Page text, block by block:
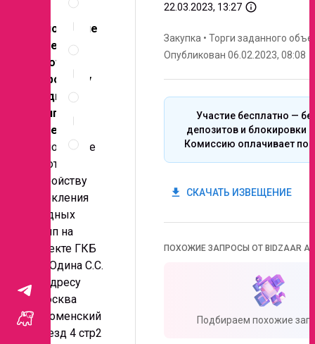
Спецификация
Неценовые
проведения
Выполнение
объемов
работ по
устройству
входных
групп на
объекте
Выполнение
работ по
устройству
остекления
входных
групп на
объекте ГКБ
им Юдина С.С.
по адресу
г.Москва
Коломенский
проезд 4 стр2
22.03.2023, 13:27 info_outline
Закупка • Торги заданного
Опубликован 06.02.2023, 08:08
Участие бесплатно —
депозитов и блокировки
Комиссию оплачивает
get_app СКАЧАТЬ ИЗВЕЩЕНИЕ
ПОХОЖИЕ ЗАПРОСЫ ОТ BIDZAAR AI
Подбираем похожие